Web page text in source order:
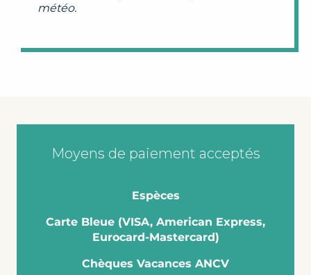
météo.
Moyens de paiement acceptés
Espèces
Carte Bleue (VISA, American Express,
Eurocard-Mastercard)
Chèques Vacances ANCV